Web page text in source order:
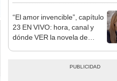
“El amor invencible”, capítulo
23 EN VIVO: hora, canal y
dónde VER la novela de